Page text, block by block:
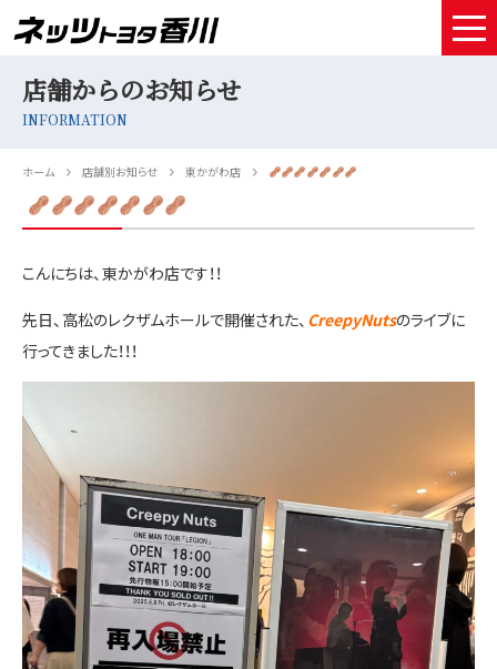
お問い合わせ
店舗からのお知らせ
INFORMATION
ホーム 店舗別お知らせ 東かがわ店
こんにちは、東かがわ店です！！
先日、高松のレクザムホールで開催された、 CreepyNutsのライブに
行ってきました！！！